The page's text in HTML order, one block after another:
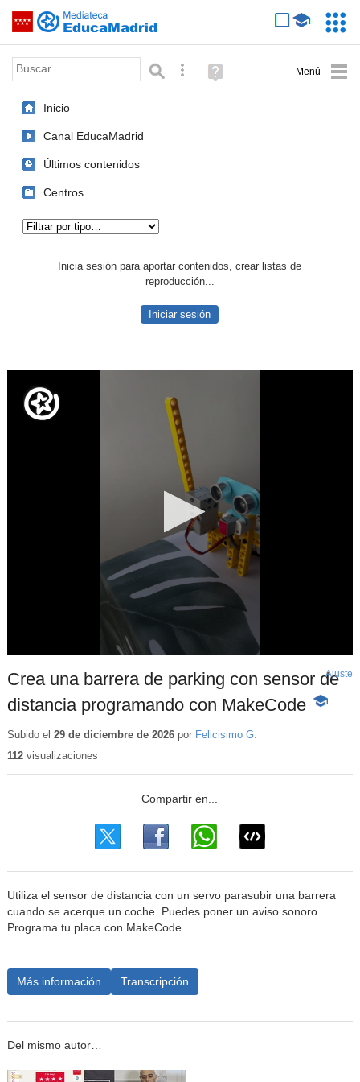
Saltar navegación
Palabra o frase: Búsqueda avanzada
Ayuda
(en
Inicio
Canal EducaMadrid
Últimos contenidos
Centros
Inicia sesión para aportar contenidos, crear listas de
reproducción...
Iniciar sesión
Crea una barrera de parking con sensor de
distancia programando con MakeCode -
Ajuste
Subido el 29 de diciembre de 2026por Felicisimo G.
112visualizaciones
Utiliza el sensor de distancia con un servo parasubir una barrera
cuando se acerque un coche. Puedes poner un aviso sonoro.
Programa tu placa con MakeCode.
Más información Transcripción
Del mismo autor…